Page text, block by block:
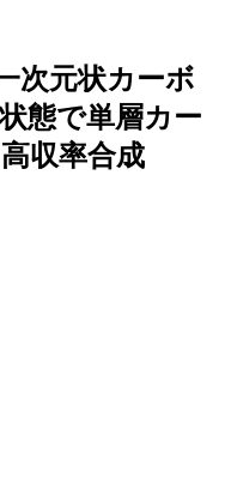
次元状カーボ
態で単層カー
収率合成